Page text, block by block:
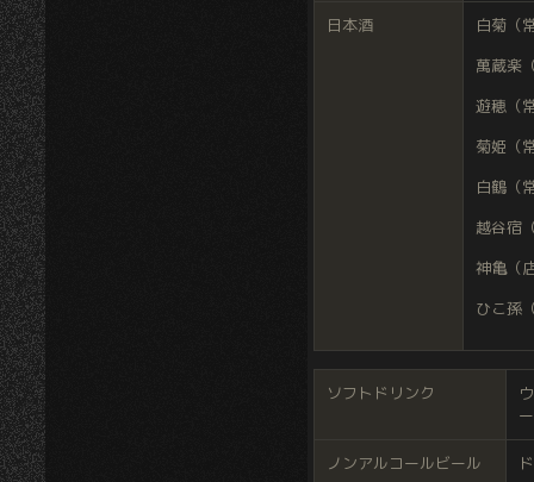
日本酒
白菊（
萬蔵楽
遊穂（
菊姫
白鶴（
越谷宿
神亀（
ひこ孫
ソフトドリンク
ー
ノンアルコールビール